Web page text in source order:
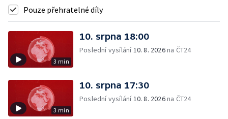
Pouze přehratelné díly
3 min
10. srpna 18:00
Poslední vysílání10. 8. 2026na ČT24
3 min
10. srpna 17:30
Poslední vysílání10. 8. 2026na ČT24